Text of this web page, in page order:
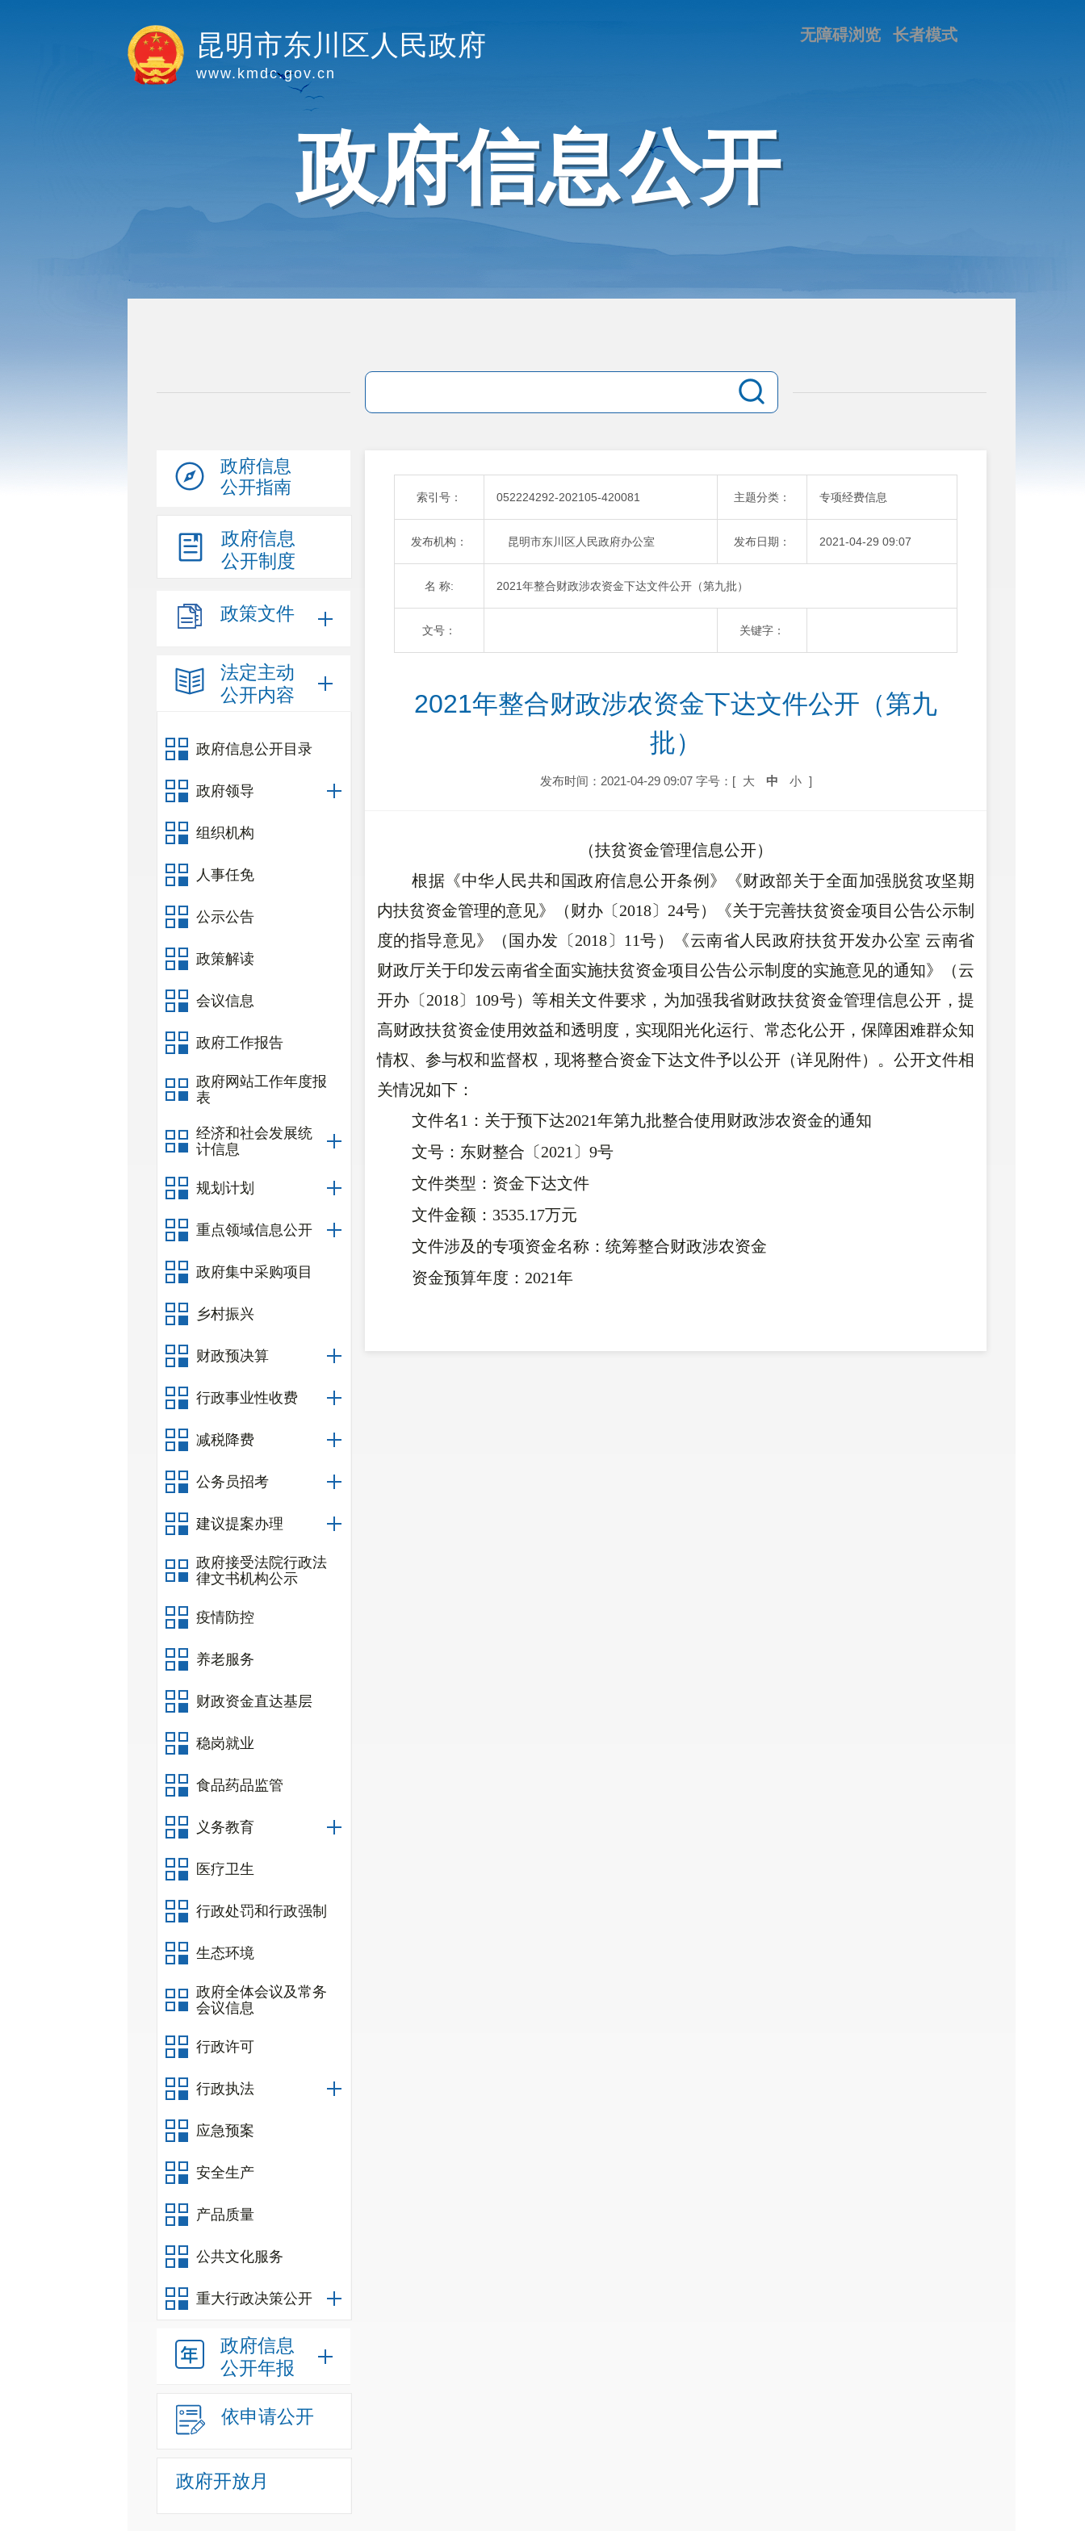
长者模式
无障碍浏览
昆明市东川区人民政府
www.kmdc.gov.cn
政府信息公开
政府信息
公开指南
政府信息
公开制度
政策文件
法定主动
公开内容
政府信息公开目录
政府领导
组织机构
人事任免
公示公告
政策解读
会议信息
政府工作报告
政府网站工作年度报
表
经济和社会发展统
计信息
规划计划
重点领域信息公开
政府集中采购项目
乡村振兴
财政预决算
行政事业性收费
减税降费
公务员招考
建议提案办理
政府接受法院行政法
律文书机构公示
疫情防控
养老服务
财政资金直达基层
稳岗就业
食品药品监管
义务教育
医疗卫生
行政处罚和行政强制
生态环境
政府全体会议及常务
会议信息
行政许可
行政执法
应急预案
安全生产
产品质量
公共文化服务
重大行政决策公开
政府信息
公开年报
依申请公开
政府开放月
索引号： 052224292-202105-420081 主题分类： 专项经费信息
发布机构： 昆明市东川区人民政府办公室 发布日期： 2021-04-29 09:07
名 称: 2021年整合财政涉农资金下达文件公开（第九批）
文号： 关键字：
2021年整合财政涉农资金下达文件公开（第九
批）
发布时间：2021-04-29 09:07 字号：[ 大 中 小 ]
（扶贫资金管理信息公开）
根据《中华人民共和国政府信息公开条例》《财政部关于全面加强脱贫攻坚期
内扶贫资金管理的意见》（财办〔2018〕24号）《关于完善扶贫资金项目公告公示制
度的指导意见》（国办发〔2018〕11号）《云南省人民政府扶贫开发办公室 云南省
财政厅关于印发云南省全面实施扶贫资金项目公告公示制度的实施意见的通知》（云
开办〔2018〕109号）等相关文件要求，为加强我省财政扶贫资金管理信息公开，提
高财政扶贫资金使用效益和透明度，实现阳光化运行、常态化公开，保障困难群众知
情权、参与权和监督权，现将整合资金下达文件予以公开（详见附件）。公开文件相
关情况如下：
文件名1：关于预下达2021年第九批整合使用财政涉农资金的通知
文号：东财整合〔2021〕9号
文件类型：资金下达文件
文件金额：3535.17万元
文件涉及的专项资金名称：统筹整合财政涉农资金
资金预算年度：2021年